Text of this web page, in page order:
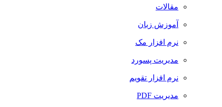
مقالات
آموزش زبان
نرم افزار مک
مدیریت پسورد
نرم افزار تقویم
مدیریت PDF